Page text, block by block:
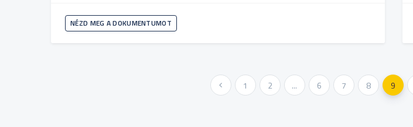
NÉZD MEG A DOKUMENTUMOT
« Előző 1 2 ... 6 7 8 9